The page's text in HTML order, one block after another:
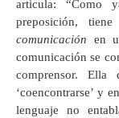
articula: “Como
preposición,
comunicación en
comunicación se
comprensor.
‘coencontrarse’ y
lenguaje no